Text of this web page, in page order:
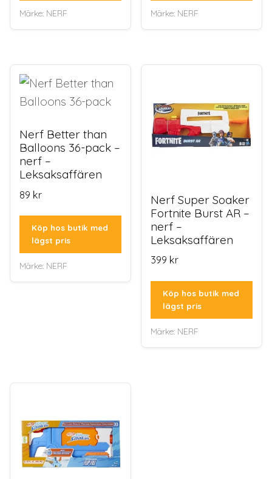
Märke: NERF Märke: NERF
Nerf Better than
Balloons 36-pack –
nerf –
Leksaksaffären
89 kr
Köp hos butik med
lägst pris
Märke: NERF
Nerf Super Soaker
Fortnite Burst AR –
nerf –
Leksaksaffären
399 kr
Köp hos butik med
lägst pris
Märke: NERF